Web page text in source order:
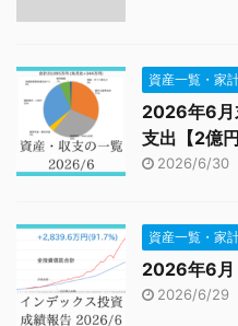
資産一覧・家
2026年6月
支出【2億円
2026/6/30
資産一覧・家
2026年6月
2026/6/29